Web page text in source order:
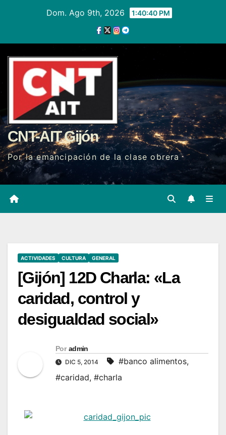
Dom. Ago 9th, 2026 1:40:41 PM
CNT-AIT Gijón
Por la emancipación de la clase obrera
ACTIVIDADES CULTURA GENERAL
[Gijón] 12D Charla: «La
caridad, control y
desigualdad social»
Por admin
DIC 5, 2014 #banco alimentos,
#caridad, #charla